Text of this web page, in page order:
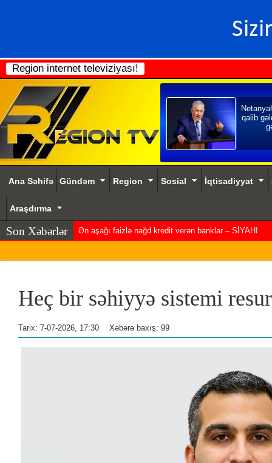
Region internet televiziyası!
qalib
Ana Səhifə Gündəm Region Sosial İqtisadiyyat
Araşdırma
Son Xəbərlər Ən aşağı faizlə nağd kredit verən banklar – SİYAHI
Heç bir səhiyyə sistemi
Tarix: 7-07-2026, 17:30 Xəbərə baxış: 99